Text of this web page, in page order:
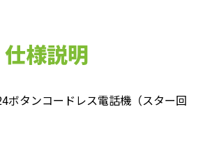
仕様説明
ボタンコードレス電話機（スター回